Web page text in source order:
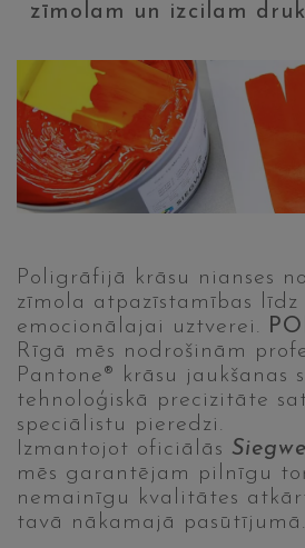
zīmolam un izcilam
Poligrāfijā krāsu nianses
zīmola atpazīstamības līdz
emocionālajai uztverei.
Rīgā mēs nodrošinām
Pantone® krāsu jaukšanas
tehnoloģiskā precizitāte
speciālistu pieredzi.
Izmantojot oficiālās
mēs garantējam pilnīgu
nemainīgu kvalitātes
tavā nākamajā pasūtījumā.